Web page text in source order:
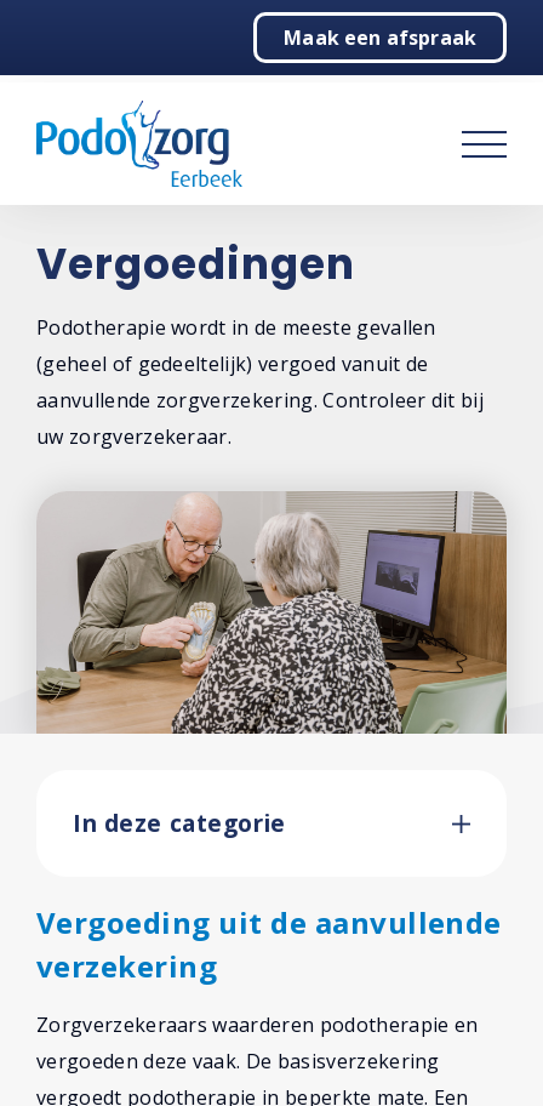
Maak een afspraak
Podotherapie
Over podotherapie
Tarieven
Facturatie
Klachtenwijzer
Contact
Vergoedingen
Podotherapie wordt in de meeste gevallen
(geheel of gedeeltelijk) vergoed vanuit de
aanvullende zorgverzekering. Controleer dit bij
uw zorgverzekeraar.
In deze categorie
Vergoeding uit de aanvullende
verzekering
Zorgverzekeraars waarderen podotherapie en
vergoeden deze vaak. De basisverzekering
vergoedt podotherapie in beperkte mate. Een